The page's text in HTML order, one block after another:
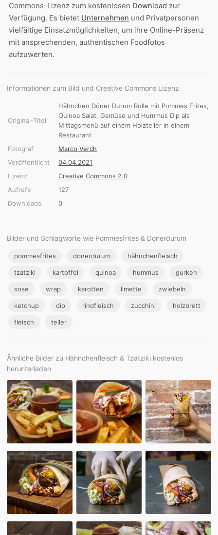
Commons-Lizenz zum kostenlosen Download zur
Verfügung. Es bietet Unternehmen und Privatpersonen
vielfältige Einsatzmöglichkeiten, um ihre Online-Präsenz
mit ansprechenden, authentischen Foodfotos
aufzuwerten.
Informationen zum Bild und Creative Commons Lizenz
Original-Titel
Hähnchen Döner Durum Rolle mit Pommes Frites,
Quinoa Salat, Gemüse und Hummus Dip als
Mittagsmenü auf einem Holzteller in einem
Restaurant
Fotograf
Marco Verch
Veröffentlicht
04.04.2021
Lizenz
Creative Commons 2.0
Aufrufe
127
Downloads
0
Bilder und Schlagworte wie Pommesfrites & Donerdurum
pommesfrites donerdurum hähnchenfleisch
tzatziki kartoffel quinoa hummus gurken
sose wrap karotten limette zwiebeln
ketchup dip rindfleisch zucchini holzbrett
fleisch teller
Ähnliche Bilder zu Hähnchenfleisch & Tzatziki kostenlos
herunterladen